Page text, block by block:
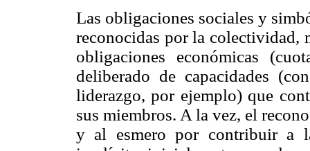
Las obligaciones sociales y
reconocidas por la colectividad,
obligaciones económicas
deliberado de capacidades
liderazgo, por ejemplo) que
sus miembros. A la vez, el
y al esmero por contribuir a